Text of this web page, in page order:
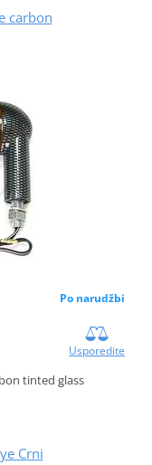
carbon
Po narudžbi
Usporedite
tinted glass
Crni